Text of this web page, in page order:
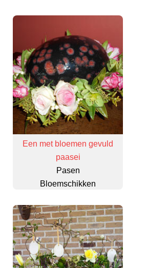
Een met bloemen gevuld
paasei
Pasen
Bloemschikken